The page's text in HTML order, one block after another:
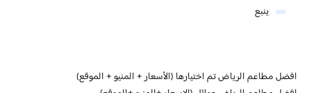
ينبع
افضل مطاعم الرياض تم اختيارها (الأسعار + المنيو + الموقع)